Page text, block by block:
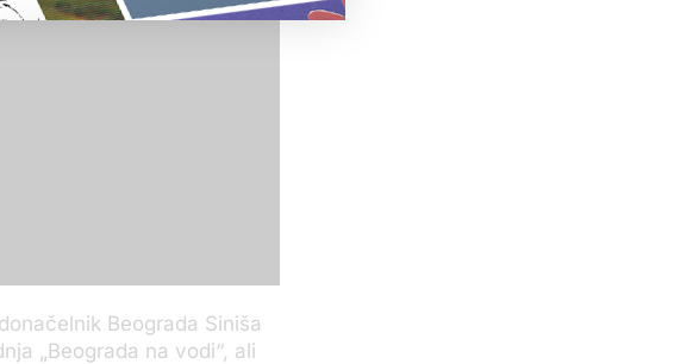
Beograda Siniša
„Beograda na vodi“, ali